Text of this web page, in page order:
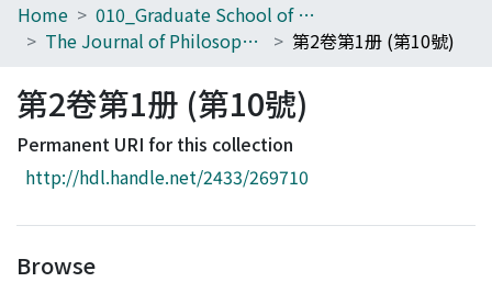
Home
Browse
Download Ranking
Access Statistics
Home
010_Graduate School of Letters
The Journal of Philosophical Studies
第2卷第1册 (第10號)
第2卷第1册 (第10號)
Permanent URI for this collection
http://hdl.handle.net/2433/269710
Browse